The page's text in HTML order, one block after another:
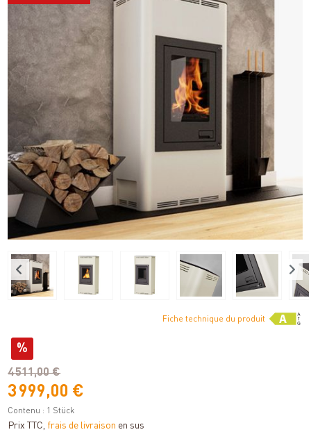
Fiche technique du produit
%
4 511,00 €
3 999,00 €
Contenu : 1 Stück
Prix TTC, frais de livraison en sus